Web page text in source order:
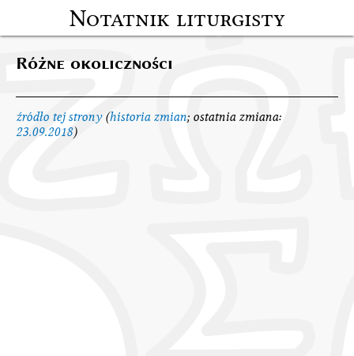
Notatnik liturgisty
Różne okoliczności
źródło tej strony(historia zmian; ostatnia zmiana:
23.09.2018)